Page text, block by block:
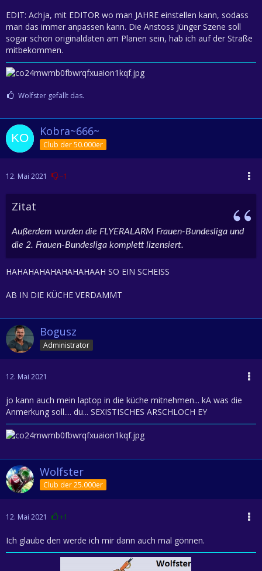
EDIT: Achja, mit EDITOR wo man JAHRE einstellen kann, sodass
man das immer anpassen kann. Die Anstoss Jünger Szene soll
sogar schon originaldaten am Planen sein, hab ich auf der Straße
mitbekommen.
Wolfster gefällt das.
Kobra~666~
Club der 50.000er
12. Mai 2021 −1
Zitat
Außerdem wurden die FLYERALARM Frauen-Bundesliga und
die 2. Frauen-Bundesliga komplett lizensiert.
HAHAHAHAHAHAHAHAAH SO EIN SCHEISS
AB IN DIE KÜCHE VERDAMMT
Bogusz
Administrator
12. Mai 2021
jo kann auch mein laptop in die küche mitnehmen... kA was die
Anmerkung soll.... du... SEXISTISCHES ARSCHLOCH EY
Wolfster
Club der 25.000er
12. Mai 2021 +1
Ich glaube den werde ich mir dann auch mal gönnen.